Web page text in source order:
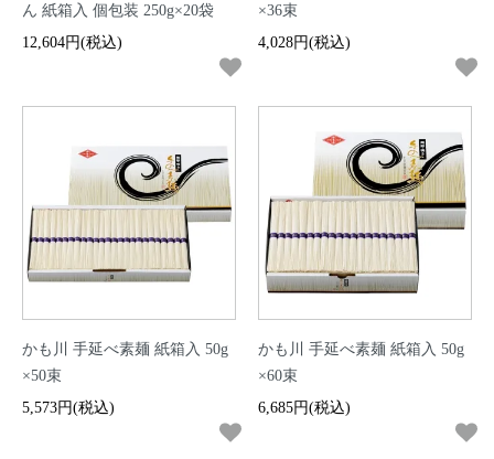
ん 紙箱入 個包装 250g×20袋
12,604円(税込)
×36束
4,028円(税込)
かも川 手延べ素麺 紙箱入 50g
×50束
5,573円(税込)
かも川 手延べ素麺 紙箱入 50g
×60束
6,685円(税込)